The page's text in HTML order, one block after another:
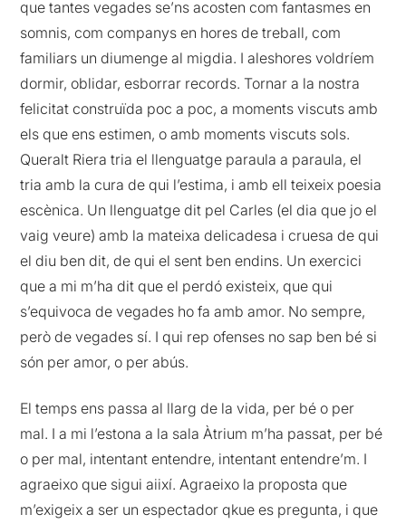
que tantes vegades se’ns acosten com fantasmes en
somnis, com companys en hores de treball, com
familiars un diumenge al migdia. I aleshores voldríem
dormir, oblidar, esborrar records. Tornar a la nostra
felicitat construïda poc a poc, a moments viscuts amb
els que ens estimen, o amb moments viscuts sols.
Queralt Riera tria el llenguatge paraula a paraula, el
tria amb la cura de qui l’estima, i amb ell teixeix poesia
escènica. Un llenguatge dit pel Carles (el dia que jo el
vaig veure) amb la mateixa delicadesa i cruesa de qui
el diu ben dit, de qui el sent ben endins. Un exercici
que a mi m’ha dit que el perdó existeix, que qui
s’equivoca de vegades ho fa amb amor. No sempre,
però de vegades sí. I qui rep ofenses no sap ben bé si
són per amor, o per abús.
El temps ens passa al llarg de la vida, per bé o per
mal. I a mi l’estona a la sala Àtrium m’ha passat, per bé
o per mal, intentant entendre, intentant entendre’m. I
agraeixo que sigui aiixí. Agraeixo la proposta que
m’exigeix a ser un espectador qkue es pregunta, i que